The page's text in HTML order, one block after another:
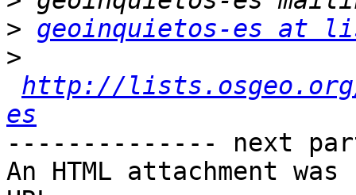
> geoinquietos-es at
>
http://
es
-------------- next
An HTML attachment